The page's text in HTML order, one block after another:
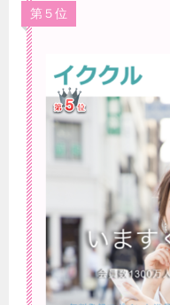
第５位